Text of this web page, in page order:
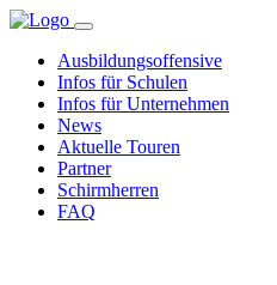
Ausbildungsoffensive
Infos für Schulen
Infos für Unternehmen
News
Aktuelle Touren
Partner
Schirmherren
FAQ